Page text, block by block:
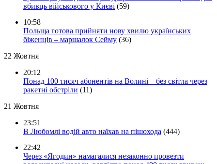
вбивць військового у Києві (59)
10:58
Польща готова прийняти нову хвилю українських
біженців – маршалок Сейму (36)
22 Жовтня
20:12
Понад 100 тисяч абонентів на Волині – без світла через
ракетні обстріли (11)
21 Жовтня
23:51
В Любомлі водій авто наїхав на пішохода (444)
22:42
Через «Ягодин» намагалися незаконно провезти